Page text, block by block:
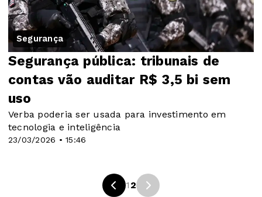
Segurança
23/03/2026 • 15:46
Segurança pública: tribunais de
contas vão auditar R$ 3,5 bi sem
uso
Verba poderia ser usada para investimento em
tecnologia e inteligência
1 2